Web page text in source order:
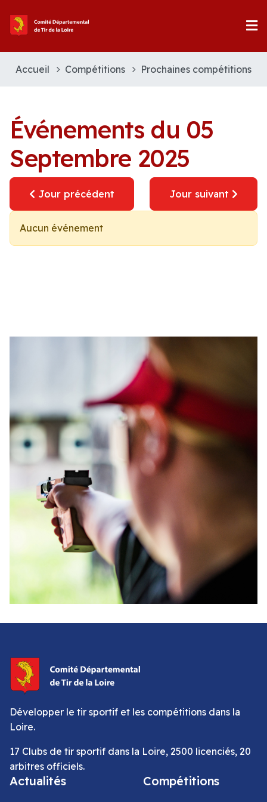
Accueil Compétitions Prochaines compétitions
Événements du 05
Septembre 2025
Jour précédent Jour suivant
Aucun événement
Développer le tir sportif et les compétitions dans la
Loire.
17 Clubs de tir sportif dans la Loire, 2500 licenciés, 20
arbitres officiels.
Actualités Compétitions